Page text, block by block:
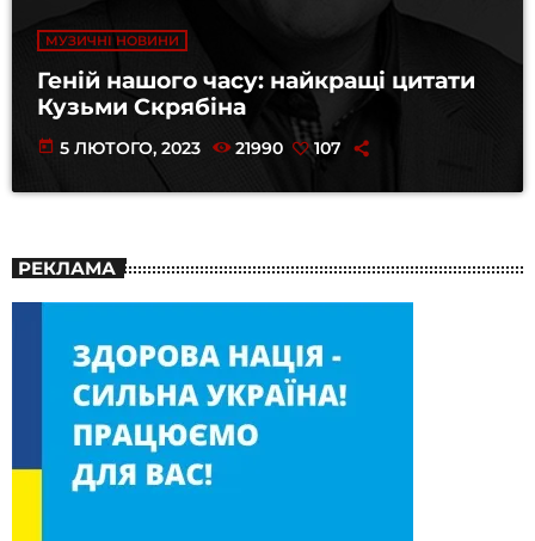
МУЗИЧНІ НОВИНИ
Геній нашого часу: найкращі цитати
Кузьми Скрябіна
today 5 ЛЮТОГО, 2023 21990 107
РЕКЛАМА